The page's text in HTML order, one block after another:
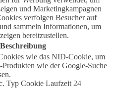
und Marketingkampagnen
verfolgen Besucher auf
sammeln Informationen, um
bereitzustellen.
Beschreibung
wie das NID-Cookie, um
wie der Google-Suche
Typ Cookie Laufzeit 24